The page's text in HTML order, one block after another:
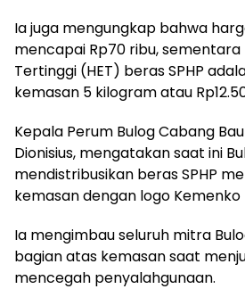
Ia juga mengungkap bahwa
mencapai Rp70 ribu, sementara
Tertinggi (HET) beras SPHP
kemasan 5 kilogram atau
Kepala Perum Bulog Cabang
Dionisius, mengatakan saat ini
mendistribusikan beras SPHP
kemasan dengan logo Kemenko
Ia mengimbau seluruh mitra
bagian atas kemasan saat
mencegah penyalahgunaan.